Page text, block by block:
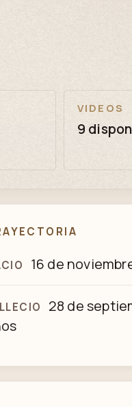
VIDEOS
9
16 de
28 de